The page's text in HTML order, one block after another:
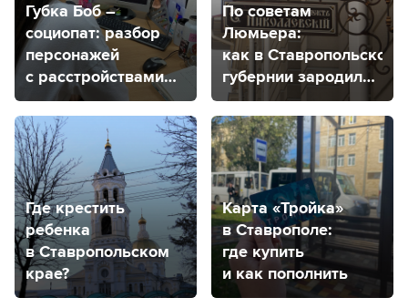
Губка Боб –
социопат: разбор
персонажей
с расстройствами
от психолога
из Ставрополя
По советам
Люмьера:
как в Ставропольской
губернии зародился
кинематограф
Где крестить
ребенка
в Ставропольском
крае?
Карта «Тройка»
в Ставрополе:
где купить
и как пополнить